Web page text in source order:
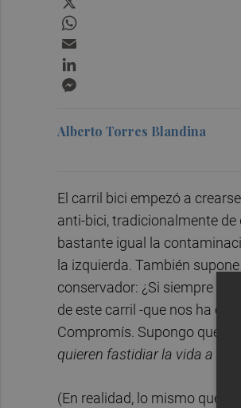
Alberto Torres Blandina
El carril bici empezó a
anti-bici, tradicionalmente
bastante igual la
la izquierda. También
conservador: ¿Si siempre se
de este carril -que nos ha
Compromís. Supongo que
quieren fastidiar la vida a la
(En realidad, lo mismo que